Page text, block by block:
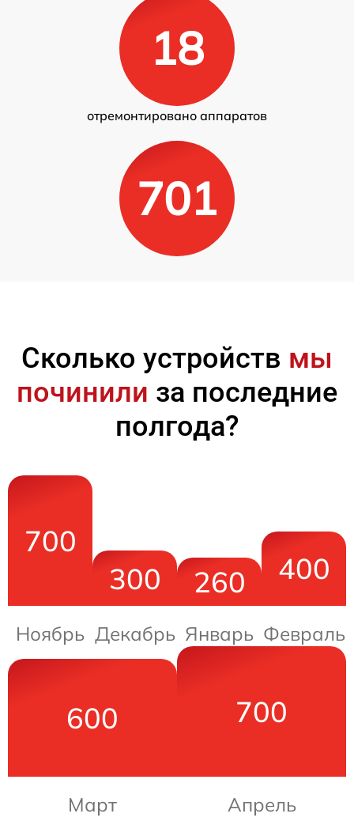
18
отремонтировано аппаратов
701
Сколько устройств мы
починили за последние
полгода?
700
Ноябрь
300
Декабрь
260
Январь
400
Февраль
600
Март
700
Апрель